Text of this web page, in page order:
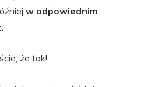
w odpowiednim
że tak!